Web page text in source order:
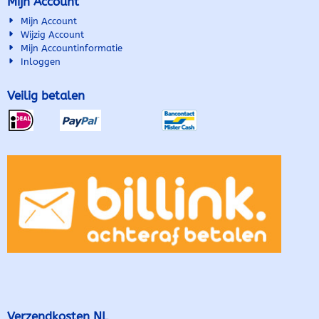
Mijn Account
Wijzig Account
Mijn Accountinformatie
Inloggen
Veilig betalen